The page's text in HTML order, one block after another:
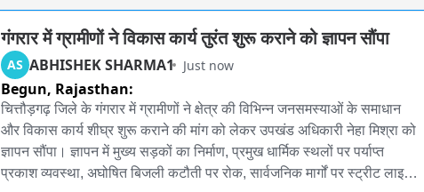
गंगरार में ग्रामीणों ने विकास कार्य तुरंत शुरू कराने को ज्ञापन सौंपा
AS ABHISHEK SHARMA1 Just now
Begun, Rajasthan:
चित्तौड़गढ़ जिले के गंगरार में ग्रामीणों ने क्षेत्र की विभिन्न जनसमस्याओं के समाधान
और विकास कार्य शीघ्र शुरू कराने की मांग को लेकर उपखंड अधिकारी नेहा मिश्रा को
ज्ञापन सौंपा। ज्ञापन में मुख्य सड़कों का निर्माण, प्रमुख धार्मिक स्थलों पर पर्याप्त
प्रकाश व्यवस्था, अघोषित बिजली कटौती पर रोक, सार्वजनिक मार्गों पर स्ट्रीट लाइट